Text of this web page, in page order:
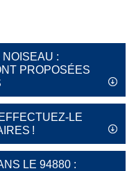
:
PROPOSÉES
LE
!
LE 94880 :